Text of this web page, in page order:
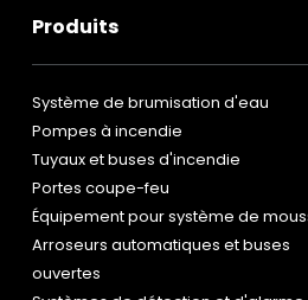
Produits
Système de brumisation d'eau
Pompes à incendie
Tuyaux et buses d'incendie
Portes coupe-feu
Équipement pour système de
Arroseurs automatiques et buses
ouvertes